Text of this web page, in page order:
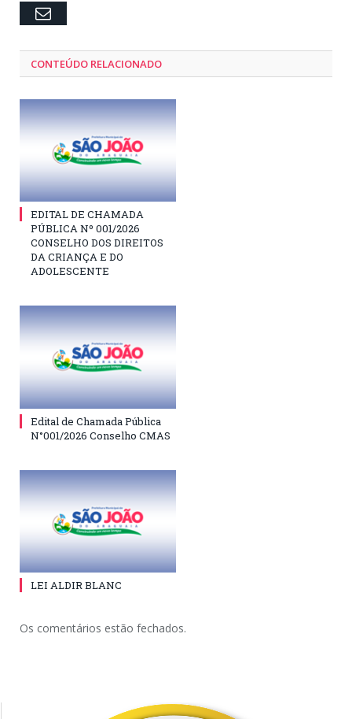
Email
CONTEÚDO RELACIONADO
EDITAL DE CHAMADA
PÚBLICA Nº 001/2026
CONSELHO DOS DIREITOS
DA CRIANÇA E DO
ADOLESCENTE
Edital de Chamada Pública
N°001/2026 Conselho CMAS
LEI ALDIR BLANC
Os comentários estão fechados.